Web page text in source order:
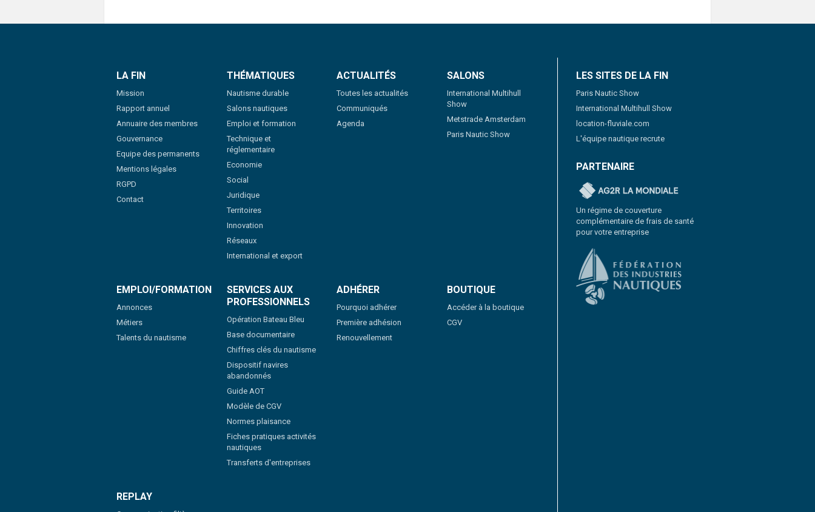
LA FIN
Mission
Rapport annuel
Annuaire des membres
Gouvernance
Equipe des permanents
Mentions légales
RGPD
Contact
THÉMATIQUES
Nautisme durable
Salons nautiques
Emploi et formation
Technique et
réglementaire
Economie
Social
Juridique
Territoires
Innovation
Réseaux
International et export
ACTUALITÉS
Toutes les actualités
Communiqués
Agenda
SALONS
International Multihull
Show
Metstrade Amsterdam
Paris Nautic Show
EMPLOI/FORMATION
Annonces
Métiers
Talents du nautisme
SERVICES AUX
PROFESSIONNELS
Opération Bateau Bleu
Base documentaire
Chiffres clés du nautisme
Dispositif navires
abandonnés
Guide AOT
Modèle de CGV
Normes plaisance
Fiches pratiques activités
nautiques
Transferts d'entreprises
ADHÉRER
Pourquoi adhérer
Première adhésion
Renouvellement
BOUTIQUE
Accéder à la boutique
CGV
REPLAY
LES SITES DE LA FIN
Paris Nautic Show
International Multihull Show
location-fluviale.com
L'équipe nautique recrute
PARTENAIRE
Un régime de couverture
complémentaire de frais de santé
pour votre entreprise